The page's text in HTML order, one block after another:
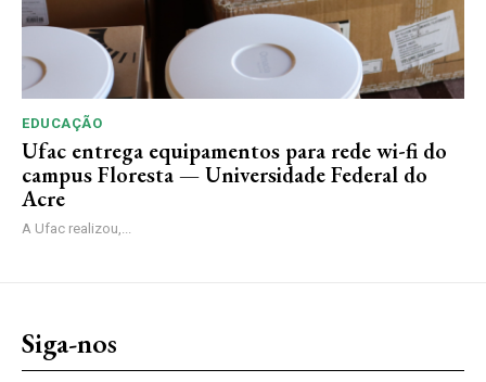
EDUCAÇÃO
Ufac entrega equipamentos para rede wi-fi do
campus Floresta — Universidade Federal do
Acre
A Ufac realizou,...
Siga-nos